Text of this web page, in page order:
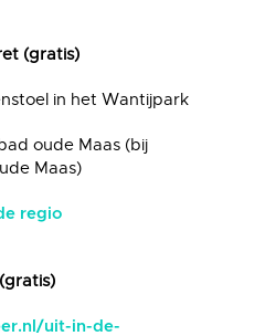
(gratis)
in het Wantijpark
oude Maas (bij
Maas)
regio
uit-in-de-